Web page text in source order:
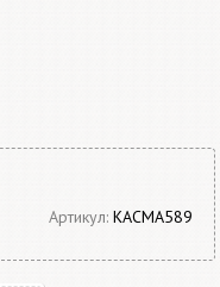
Артикул: KACMA589